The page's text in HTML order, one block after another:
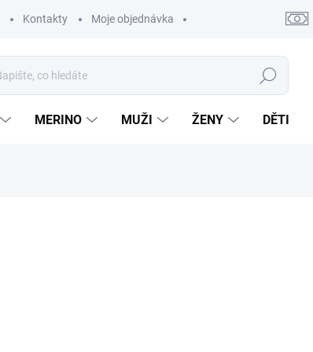
Kontakty Moje objednávka
Hledat
MERINO MUŽI ŽENY DĚTI